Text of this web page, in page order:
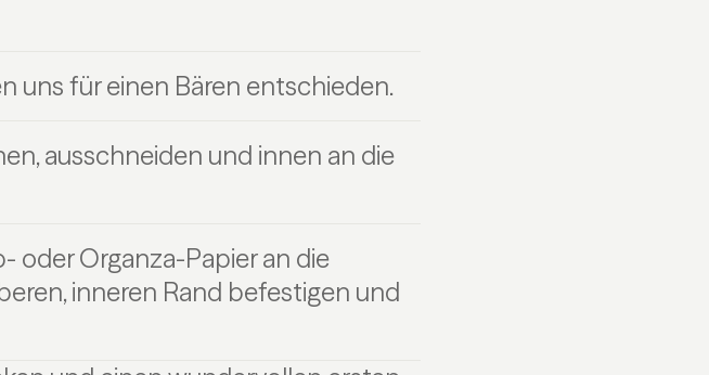
uns für einen Bären entschieden.
ausschneiden und innen an die
oder Organza-Papier an die
inneren Rand befestigen und